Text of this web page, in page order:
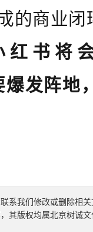
的商业闭
红书将
爆发阵地
系我们修改或删除相
其版权均属北京树诚